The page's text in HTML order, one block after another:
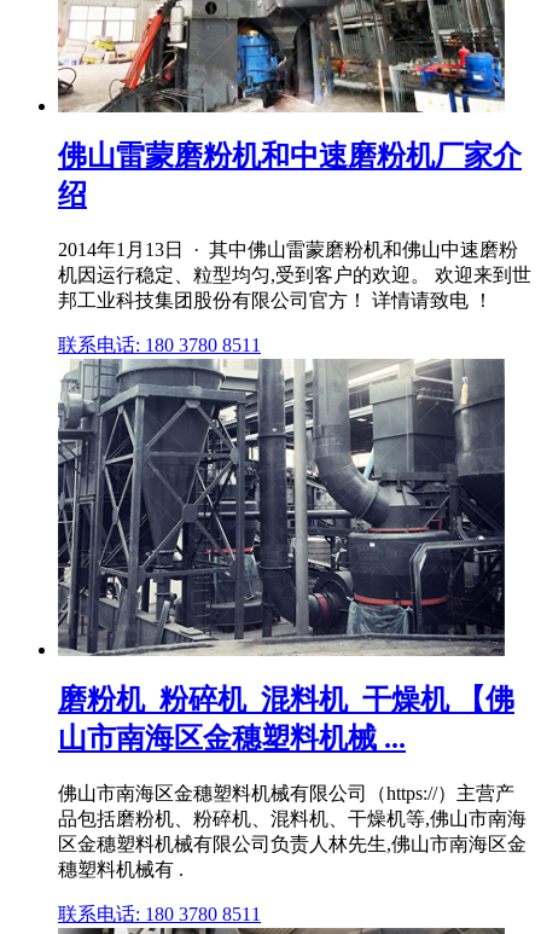
佛山雷蒙磨粉机和中速磨粉机厂家介
绍
2014年1月13日 · 其中佛山雷蒙磨粉机和佛山中速磨粉
机因运行稳定、粒型均匀,受到客户的欢迎。 欢迎来到世
邦工业科技集团股份有限公司官方！ 详情请致电 ！
联系电话: 180 3780 8511
磨粉机_粉碎机_混料机_干燥机 【佛
山市南海区金穗塑料机械 ...
佛山市南海区金穗塑料机械有限公司（https://）主营产
品包括磨粉机、粉碎机、混料机、干燥机等,佛山市南海
区金穗塑料机械有限公司负责人林先生,佛山市南海区金
穗塑料机械有 .
联系电话: 180 3780 8511